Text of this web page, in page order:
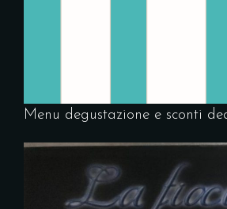
Menu degustazione e sconti